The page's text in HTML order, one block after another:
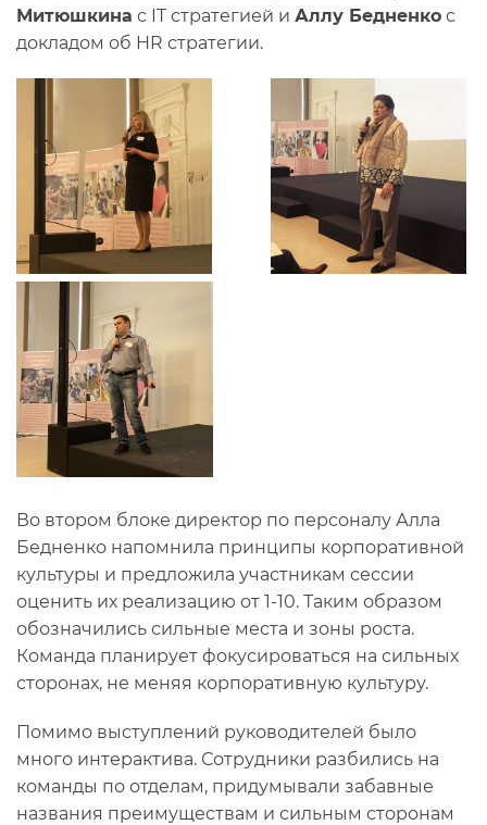
Митюшкина с IT стратегией и Аллу Бедненко с
докладом об HR стратегии.
Во втором блоке директор по персоналу Алла
Бедненко напомнила принципы корпоративной
культуры и предложила участникам сессии
оценить их реализацию от 1-10. Таким образом
обозначились сильные места и зоны роста.
Команда планирует фокусироваться на сильных
сторонах, не меняя корпоративную культуру.
Помимо выступлений руководителей было
много интерактива. Сотрудники разбились на
команды по отделам, придумывали забавные
названия преимуществам и сильным сторонам